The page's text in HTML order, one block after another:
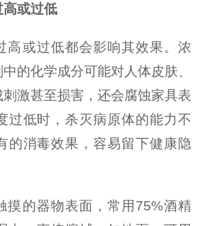
或过低
高或过低都会影响其效果。浓
的化学成分可能对人体皮肤、
激甚至损害，还会腐蚀家具表
过低时，杀灭病原体的能力不
的消毒效果，容易留下健康隐
摸的器物表面，常用75%酒精